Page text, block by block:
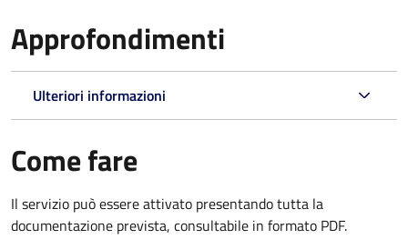
Approfondimenti
Ulteriori informazioni
Come fare
Il servizio può essere attivato presentando tutta la
documentazione prevista, consultabile in formato PDF.